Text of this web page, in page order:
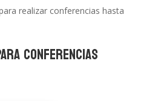
realizar conferencias hasta
CONFERENCIAS